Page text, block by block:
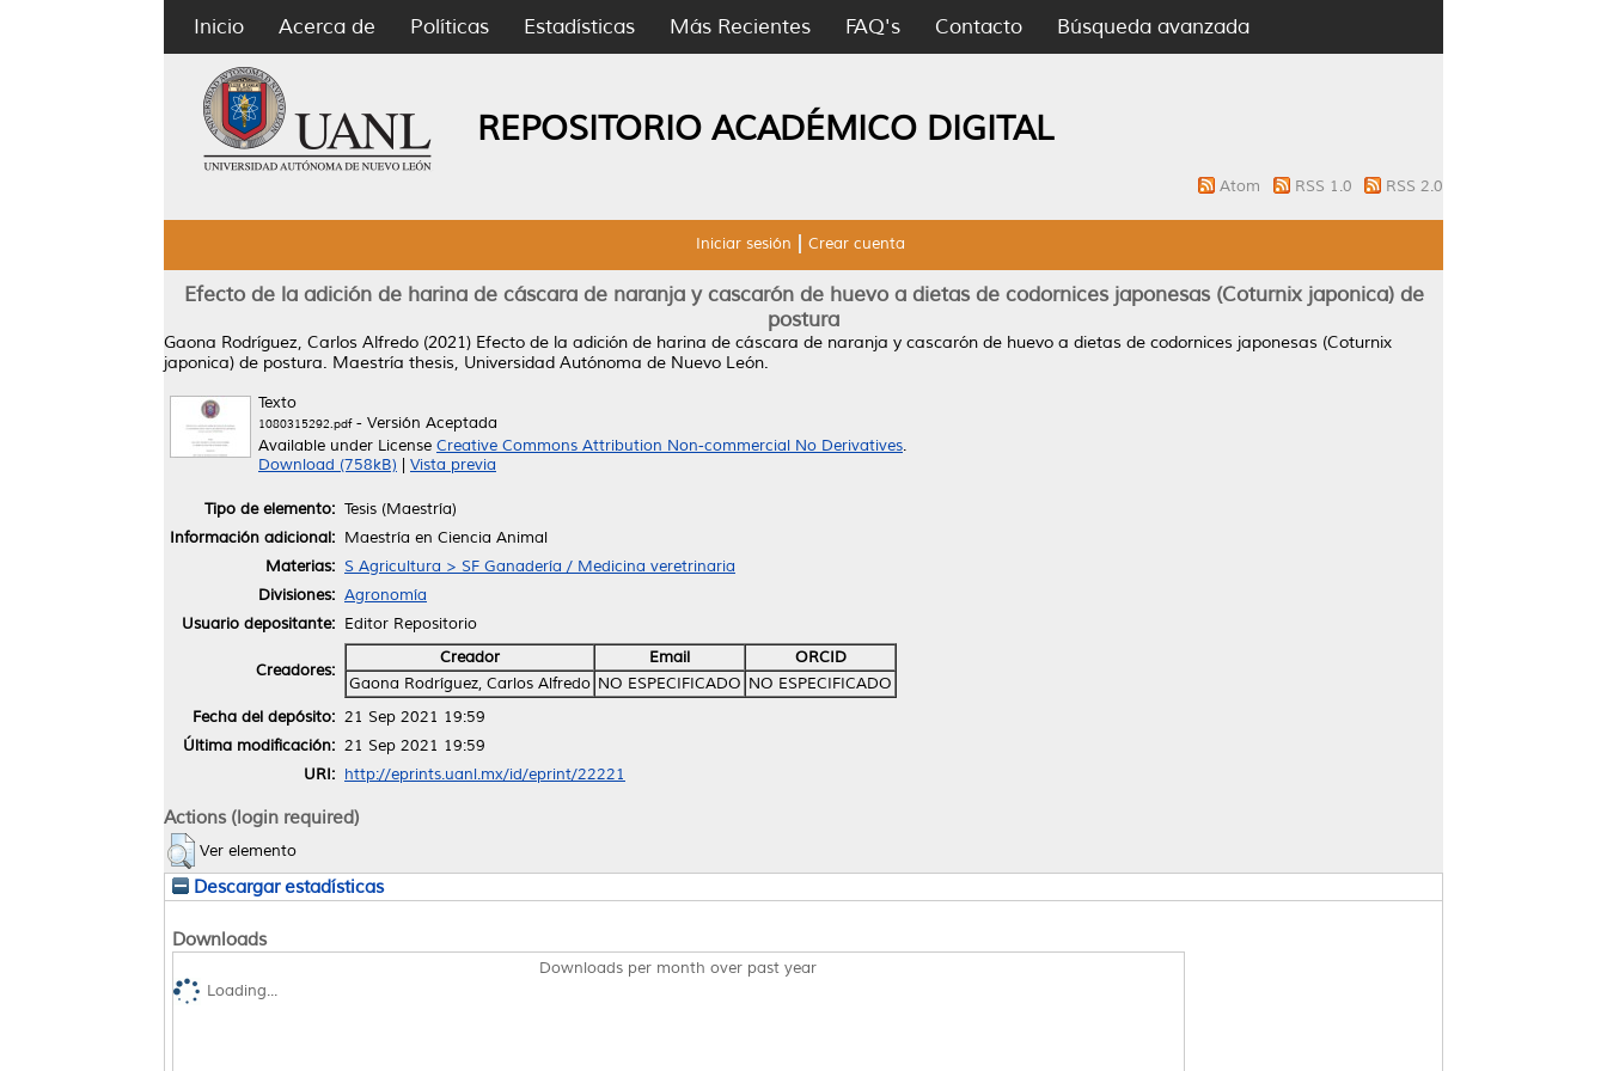
Inicio Acerca de Políticas Estadísticas Más Recientes FAQ's Contacto Búsqueda avanzada
REPOSITORIO ACADÉMICO DIGITAL
Atom RSS 1.0 RSS 2.0
Iniciar sesión Crear cuenta
Efecto de la adición de harina de cáscara de naranja y cascarón de huevo a dietas de codornices japonesas (Coturnix japonica) de
postura
Gaona Rodríguez, Carlos Alfredo (2021) Efecto de la adición de harina de cáscara de naranja y cascarón de huevo a dietas de codornices japonesas (Coturnix
japonica) de postura. Maestría thesis, Universidad Autónoma de Nuevo León.
Texto
1080315292.pdf- Versión Aceptada
Available under License Creative Commons Attribution Non-commercial No Derivatives.
Download (758kB)
Vista previa
Tipo de elemento: Tesis (Maestría)
Información adicional: Maestría en Ciencia Animal
Materias: S Agricultura > SF Ganadería / Medicina veretrinaria
Divisiones: Agronomía
Usuario depositante: Editor Repositorio
Creadores:
Creador Email
ORCID
Gaona Rodríguez, Carlos Alfredo NO ESPECIFICADO NO ESPECIFICADO
Fecha del depósito: 21 Sep 2021 19:59
Última modificación: 21 Sep 2021 19:59
URI: http://eprints.uanl.mx/id/eprint/22221
Actions (login required)
Ver elemento
Descargar estadísticas
Downloads
Downloads per month over past year
Loading...